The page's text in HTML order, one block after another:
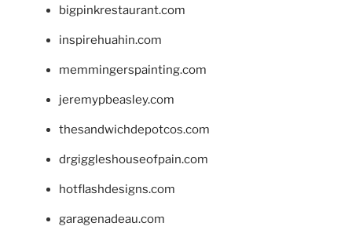
bigpinkrestaurant.com
inspirehuahin.com
memmingerspainting.com
jeremypbeasley.com
thesandwichdepotcos.com
drgiggleshouseofpain.com
hotflashdesigns.com
garagenadeau.com